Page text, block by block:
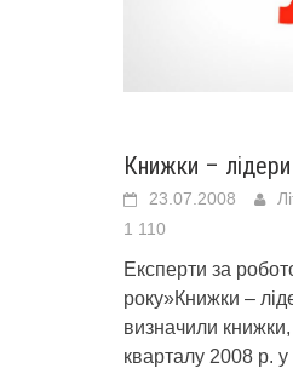
Книжки – лідери
23.07.2008
1 110
Експерти за
року»Книжки –
визначили
кварталу 2008 р.